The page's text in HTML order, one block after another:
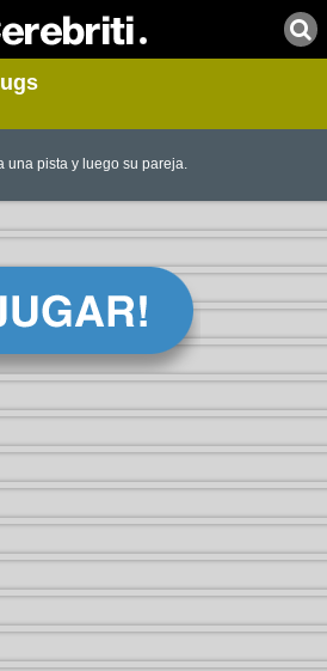
una pista y luego su pareja.